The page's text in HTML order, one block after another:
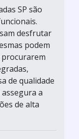
SP são
desfrutar
podem
de qualidade
a
de alta